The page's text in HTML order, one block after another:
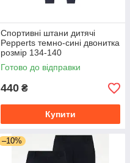
Спортивні штани дитячі
Pepperts темно-сині двонитка
розмір 134-140
Готово до відправки
440 ₴
Купити
–10%